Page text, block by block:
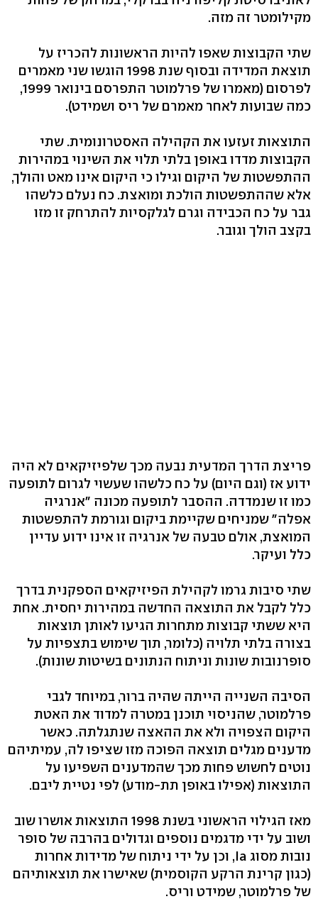
מקילומטר זה מזה.
שתי הקבוצות שאפו להיות הראשונות להכריז על
תוצאת המדידה ובסוף שנת 1998 הוגשו שני מאמרים
לפרסום (מאמרו של פרלמוטר התפרסם בינואר 1999,
כמה שבועות לאחר מאמרם של ריס ושמידט).
התוצאות זעזעו את הקהילה האסטרונומית. שתי
הקבוצות מדדו באופן בלתי תלוי את השינוי במהירות
ההתפשטות של היקום וגילו כי היקום אינו מאט והולך,
אלא שההתפשטות הולכת ומואצת. כח נעלם כלשהו
גבר על כח הכבידה וגרם לגלקסיות להתרחק זו מזו
בקצב הולך וגובר.
פריצת הדרך המדעית נבעה מכך שלפיזיקאים לא היה
ידוע אז (וגם היום) על כח כלשהו שעשוי לגרום לתופעה
כמו זו שנמדדה. ההסבר לתופעה מכונה "אנרגיה
אפלה" שמניחים שקיימת ביקום וגורמת להתפשטות
המואצת, אולם טבעה של אנרגיה זו אינו ידוע עדיין
כלל ועיקר.
שתי סיבות גרמו לקהילת הפיזיקאים הספקנית בדרך
כלל לקבל את התוצאה החדשה במהירות יחסית. אחת
היא ששתי קבוצות מתחרות הגיעו לאותן תוצאות
בצורה בלתי תלויה (כלומר, תוך שימוש בתצפיות על
סופרנובות שונות וניתוח הנתונים בשיטות שונות).
הסיבה השנייה הייתה שהיה ברור, במיוחד לגבי
פרלמוטר, שהניסוי תוכנן במטרה למדוד את האטת
היקום הצפויה ולא את ההאצה שנתגלתה. כאשר
מדענים מגלים תוצאה הפוכה מזו שציפו לה, עמיתיהם
נוטים לחשוש פחות מכך שהמדענים השפיעו על
התוצאות (אפילו באופן תת-מודע) לפי נטיית ליבם.
מאז הגילוי הראשוני בשנת 1998 התוצאות אושרו שוב
ושוב על ידי מדגמים נוספים וגדולים בהרבה של סופר
נובות מסוג Ia, וכן על ידי ניתוח של מדידות אחרות
(כגון קרינת הרקע הקוסמית) שאישרו את תוצאותיהם
של פרלמוטר, שמידט וריס.